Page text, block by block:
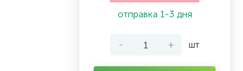
отправка 1-3 дня
- + шт